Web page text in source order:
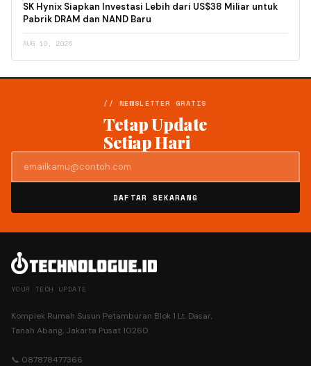
SK Hynix Siapkan Investasi Lebih dari US$38 Miliar untuk
Pabrik DRAM dan NAND Baru
AUG 10, 2026
// NEWSLETTER GRATIS
Tetap Update
Setiap Hari
DAFTAR SEKARANG
YOUR TECH UPDATE
Komplek Rumah Susun Petamburan Blok 1 Lt. Dasar,
Tanah Abang, Jakarta Pusat 10260
📞 087878477366